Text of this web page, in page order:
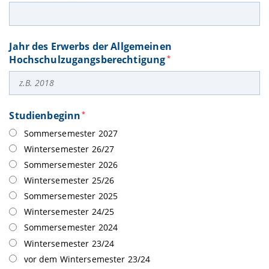
Jahr des Erwerbs der Allgemeinen
Hochschulzugangsberechtigung *
Studienbeginn *
Sommersemester 2027
Wintersemester 26/27
Sommersemester 2026
Wintersemester 25/26
Sommersemester 2025
Wintersemester 24/25
Sommersemester 2024
Wintersemester 23/24
vor dem Wintersemester 23/24